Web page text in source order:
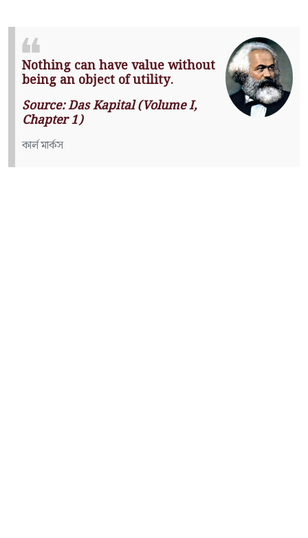
Nothing can have value without
being an object of utility.
Source: Das Kapital (Volume I,
Chapter 1)
কার্ল মার্কস